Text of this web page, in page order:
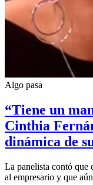
Algo pasa
“Tiene un
Cinthia
dinámica de
La panelista contó que
al empresario y que